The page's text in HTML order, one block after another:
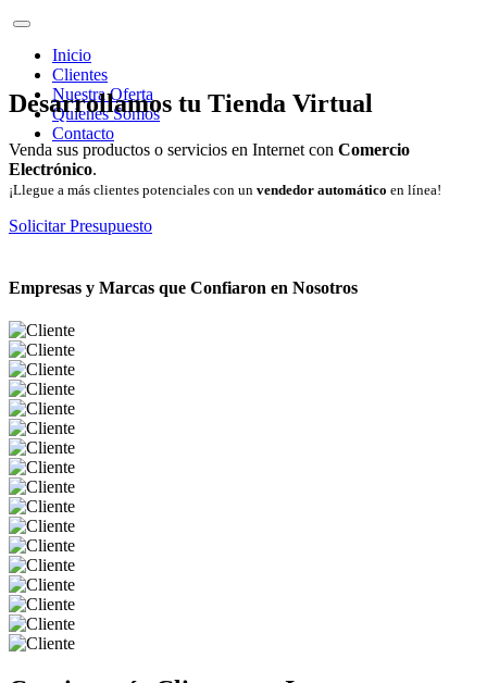
Inicio
Clientes
Nuestra Oferta
Quienes Somos
Contacto
Desarrollamos tu Tienda Virtual
Venda sus productos o servicios en Internet con Comercio
Electrónico.
¡Llegue a más clientes potenciales con un vendedor automático en línea!
Solicitar Presupuesto
Empresas y Marcas que Confiaron en Nosotros